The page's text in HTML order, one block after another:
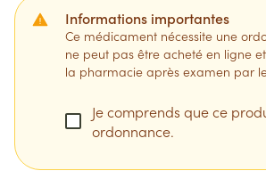
Informations importantes
Ce médicament nécessite une
ne peut pas être acheté en ligne
la pharmacie après examen par
Je comprends que ce
ordonnance.